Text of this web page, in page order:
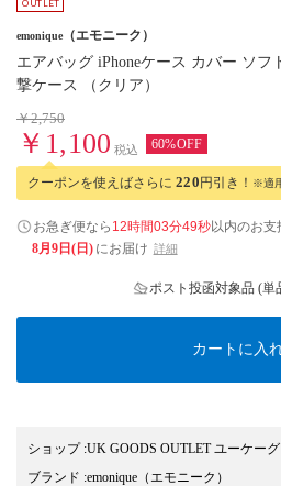
emonique （エモニーク）
エアバッグ iPhoneケース カバー ソ
撃ケース （クリア）
￥2,750
￥1,100 税込 60%OFF
クーポンを使えばさらに 220円引き！ ※適
お急ぎ便なら 12時間03分48秒以内のお支
8月9日(日) にお届け 詳細
ポスト投函対象品 (単
カートに入
ショップ:UK GOODS OUTLET ユーケー
ブランド :emonique （エモニーク）